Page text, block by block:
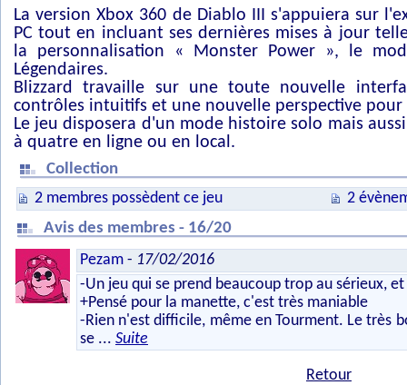
La version Xbox 360 de Diablo III s'appuiera sur
PC tout en incluant ses dernières mises à jour
la personnalisation « Monster Power », le
Légendaires.
Blizzard travaille sur une toute nouvelle
contrôles intuitifs et une nouvelle perspective pour
Le jeu disposera d'un mode histoire solo mais
à quatre en ligne ou en local.
Collection
2 membres possèdent ce jeu
2
Avis des membres - 16/20
Pezam - 17/02/2016
-Un jeu qui se prend beaucoup trop au sérieux,
+Pensé pour la manette, c'est très maniable
-Rien n'est difficile, même en Tourment. Le très
se ... Suite
Retour